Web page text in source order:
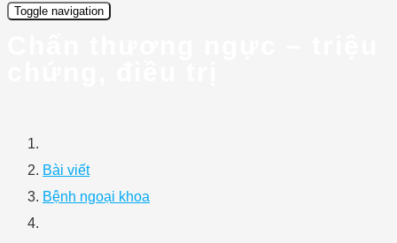
Toggle navigation
Bài viết
Bệnh ngoại khoa